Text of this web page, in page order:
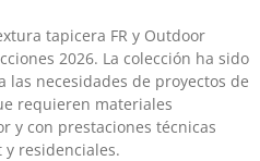
tapicera FR y Outdoor
2026. La colección ha sido
necesidades de proyectos de
requieren materiales
y con prestaciones técnicas
y residenciales.